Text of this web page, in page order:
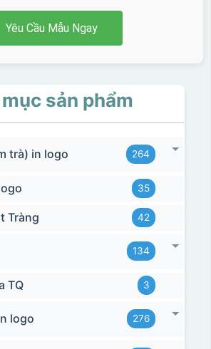
Yêu Cầu Mẫu Ngay
sản phẩm
trà) in logo 264
35
Tràng 42
134
TQ 3
logo 276